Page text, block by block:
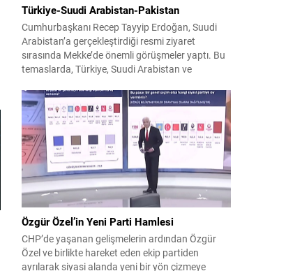
Türkiye-Suudi Arabistan-Pakistan
Cumhurbaşkanı Recep Tayyip Erdoğan, Suudi
Arabistan’a gerçekleştirdiği resmi ziyaret
sırasında Mekke’de önemli görüşmeler yaptı. Bu
temaslarda, Türkiye, Suudi Arabistan ve
birliği çerçevesi oluşturuldu. Ziyaretin en somut
çıktısı, üç ülkenin imza attığı Mekke Ortak
Savunma Anlaşması oldu. Anlaşma; ortak
güvenlik yaklaşımıyla bölgesel barış, istikrar...
Özgür Özel’in Yeni Parti Hamlesi
CHP’de yaşanan gelişmelerin ardından Özgür
Özel ve birlikte hareket eden ekip partiden
ayrılarak siyasi alanda yeni bir yön çizmeye